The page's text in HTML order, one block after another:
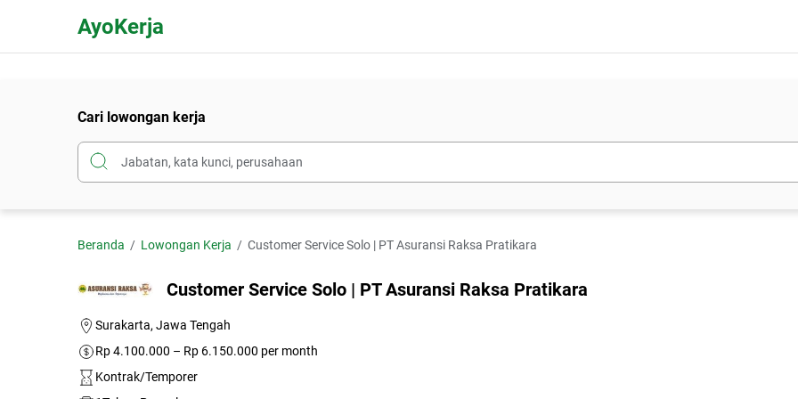
AyoKerja
Cari lowongan kerja
Beranda Lowongan Kerja Customer Service Solo | PT Asuransi Raksa Pratikara
Customer Service Solo | PT Asuransi Raksa Pratikara
Surakarta, Jawa Tengah
Rp 4.100.000 – Rp 6.150.000 per month
Kontrak/Temporer